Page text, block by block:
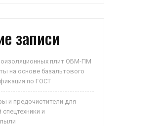
записи
плит ОБМ-ПМ
на основе базальтового
по ГОСТ
и предочистители для
и
пыли